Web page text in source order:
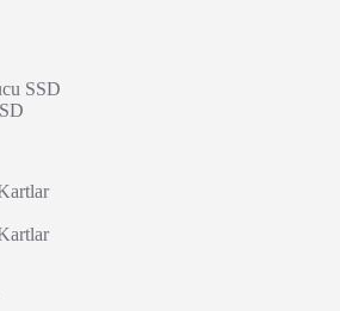
SSD